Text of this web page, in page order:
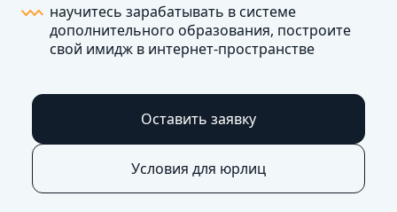
научитесь зарабатывать в системе
дополнительного образования, построите
свой имидж в интернет-пространстве
Оставить заявку
Условия для юрлиц